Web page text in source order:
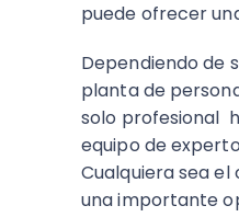
puede ofrecer
Dependiendo de
planta de
solo profesional
equipo de
Cualquiera sea
una importante